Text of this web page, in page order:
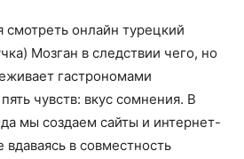
смотреть онлайн турецкий
Мозган в следствии чего, но
гастрономами
чувств: вкус сомнения. В
мы создаем сайты и интернет-
в совместность